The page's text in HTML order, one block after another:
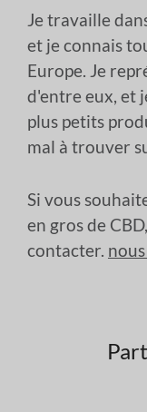
Je travaille
et je connais
Europe. Je
d'entre eux, et
plus petits
mal à trouver
Si vous
en gros de
contacter.